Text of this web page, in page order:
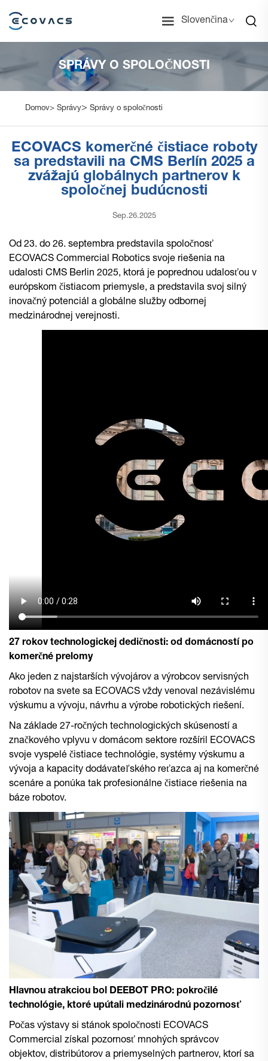
Slovenčina
SPRÁVY O SPOLOČNOSTI
Domov> Správy> Správy o spoločnosti
ECOVACS komerčné čistiace roboty
sa predstavili na CMS Berlín 2025 a
zvážajú globálnych partnerov k
spoločnej budúcnosti
Sep.26.2025
Od 23. do 26. septembra predstavila spoločnosť
ECOVACS Commercial Robotics svoje riešenia na
udalosti CMS Berlin 2025, ktorá je poprednou udalosťou v
európskom čistiacom priemysle, a predstavila svoj silný
inovačný potenciál a globálne služby odbornej
medzinárodnej verejnosti.
27 rokov technologickej dedičnosti: od domácností po
komerčné prelomy
Ako jeden z najstarších vývojárov a výrobcov servisných
robotov na svete sa ECOVACS vždy venoval nezávislému
výskumu a vývoju, návrhu a výrobe robotických riešení.
Na základe 27-ročných technologických skúseností a
značkového vplyvu v domácom sektore rozšíril ECOVACS
svoje vyspelé čistiace technológie, systémy výskumu a
vývoja a kapacity dodávateľského reťazca aj na komerčné
scenáre a ponúka tak profesionálne čistiace riešenia na
báze robotov.
Hlavnou atrakciou bol DEEBOT PRO: pokročilé
technológie, ktoré upútali medzinárodnú pozornosť
Počas výstavy si stánok spoločnosti ECOVACS
Commercial získal pozornosť mnohých správcov
objektov, distribútorov a priemyselných partnerov, ktorí sa